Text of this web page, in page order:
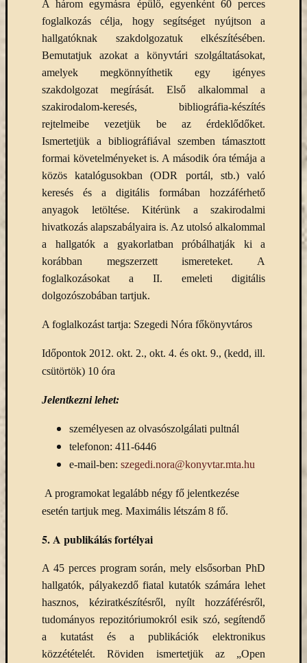
A három egymásra épülő, egyenként 60 perces
foglalkozás célja, hogy segítséget nyújtson a
hallgatóknak szakdolgozatuk elkészítésében.
Bemutatjuk azokat a könyvtári szolgáltatásokat,
amelyek megkönnyíthetik egy igényes
szakdolgozat megírását. Első alkalommal a
szakirodalom-keresés, bibliográfia-készítés
rejtelmeibe vezetjük be az érdeklődőket.
Ismertetjük a bibliográfiával szemben támasztott
formai követelményeket is. A második óra témája a
közös katalógusokban (ODR portál, stb.) való
keresés és a digitális formában hozzáférhető
anyagok letöltése. Kitérünk a szakirodalmi
hivatkozás alapszabályaira is. Az utolsó alkalommal
a hallgatók a gyakorlatban próbálhatják ki a
korábban megszerzett ismereteket. A
foglalkozásokat a II. emeleti digitális
dolgozószobában tartjuk.
A foglalkozást tartja: Szegedi Nóra főkönyvtáros
Időpontok 2012. okt. 2., okt. 4. és okt. 9., (kedd, ill.
csütörtök) 10 óra
Jelentkezni lehet:
személyesen az olvasószolgálati pultnál
telefonon: 411-6446
e-mail-ben: szegedi.nora@konyvtar.mta.hu
A programokat legalább négy fő jelentkezése
esetén tartjuk meg. Maximális létszám 8 fő.
5.A publikálás fortélyai
A 45 perces program során, mely elsősorban PhD
hallgatók, pályakezdő fiatal kutatók számára lehet
hasznos, kéziratkészítésről, nyílt hozzáférésről,
tudományos repozitóriumokról esik szó, segítendő
a kutatást és a publikációk elektronikus
közzétételét. Röviden ismertetjük az „Open